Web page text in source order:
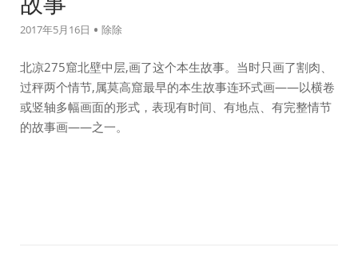
头》
-
冰
著"
2017年5月16日 除除
北凉275窟北壁中层,画了这个本生故事。当时只画了割肉、
过秤两个情节,属莫高窟最早的本生故事连环式画——以横卷
或竖轴多幅画面的形式，表现有时间、有地点、有完整情节
的故事画——之一。